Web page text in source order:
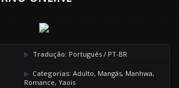
Tradução: Português / PT-BR
Categorias: Adulto, Mangás, Manhwa,
Romance, Yaois